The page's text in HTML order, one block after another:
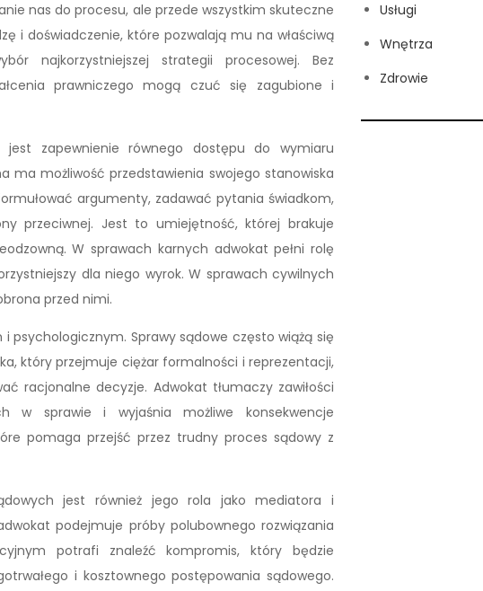
nas do procesu, ale przede wszystkim skuteczne
i doświadczenie, które pozwalają mu na właściwą
najkorzystniejszej strategii procesowej. Bez
prawniczego mogą czuć się zagubione i
zapewnienie równego dostępu do wymiaru
ma możliwość przedstawienia swojego stanowiska
argumenty, zadawać pytania świadkom,
przeciwnej. Jest to umiejętność, której brakuje
W sprawach karnych adwokat pełni rolę
dla niego wyrok. W sprawach cywilnych
przed nimi.
psychologicznym. Sprawy sądowe często wiążą się
który przejmuje ciężar formalności i reprezentacji,
racjonalne decyzje. Adwokat tłumaczy zawiłości
w sprawie i wyjaśnia możliwe konsekwencje
pomaga przejść przez trudny proces sądowy z
jest również jego rola jako mediatora i
podejmuje próby polubownego rozwiązania
potrafi znaleźć kompromis, który będzie
i kosztownego postępowania sądowego.
Usługi
Wnętrza
Zdrowie